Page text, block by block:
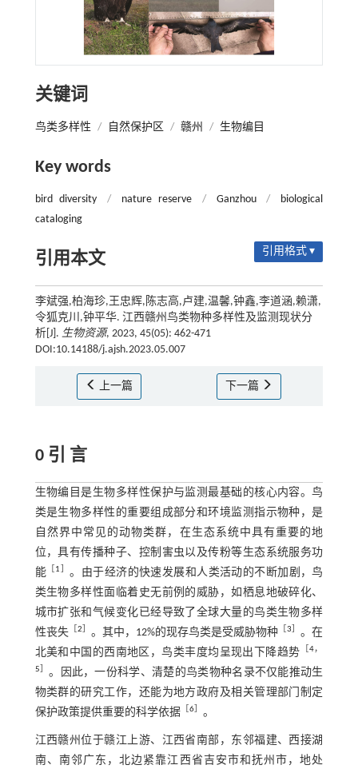
关键词
鸟类多样性 / 自然保护区 / 赣州 / 生物编目
Key words
bird diversity / nature reserve / Ganzhou /
biological
cataloging
引用本文 引用格式 ▾
李斌强,柏海珍,王忠辉,陈志高,卢建,温馨,钟鑫,李道涵,赖潇,
令狐克川,钟平华. 江西赣州鸟类物种多样性及监测现状分
析[J]. 生物资源, 2023, 45(05): 462-471
DOI:10.14188/j.ajsh.2023.05.007
上一篇 下一篇
0 引 言
生物编目是生物多样性保护与监测最基础的核心内容。鸟
类是生物多样性的重要组成部分和环境监测指示物种，是
自然界中常见的动物类群，在生态系统中具有重要的地
位，具有传播种子、控制害虫以及传粉等生态系统服务功
能
1
。由于经济的快速发展和人类活动的不断加剧，鸟
类生物多样性面临着史无前例的威胁，如栖息地破碎化、
城市扩张和气候变化已经导致了全球大量的鸟类生物多样
性丧失
2 。其中，12%的现存鸟类是受威胁物种 ［3
。在
北美和中国的西南地区，鸟类丰度均呈现出下降趋势
4，
5
。因此，一份科学、清楚的鸟类物种名录不仅能推动生
物类群的研究工作，还能为地方政府及相关管理部门制定
保护政策提供重要的科学依据［ 6］ 。
江西赣州位于赣江上游、江西省南部，东邻福建、西接湖
南、南邻广东，北边紧靠江西省吉安市和抚州市，地处